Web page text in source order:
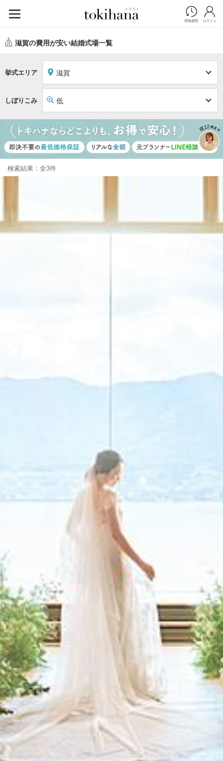
滋賀の費用が安い結婚式場一覧
挙式エリア 滋賀
しぼりこみ 低
検索結果：全3件